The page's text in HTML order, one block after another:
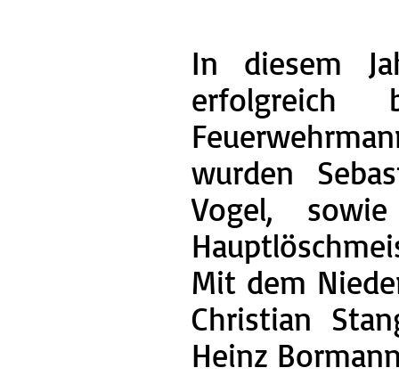
In diesem
erfolgreich
wurden
Vogel,
Mit dem
Christian
Heinz